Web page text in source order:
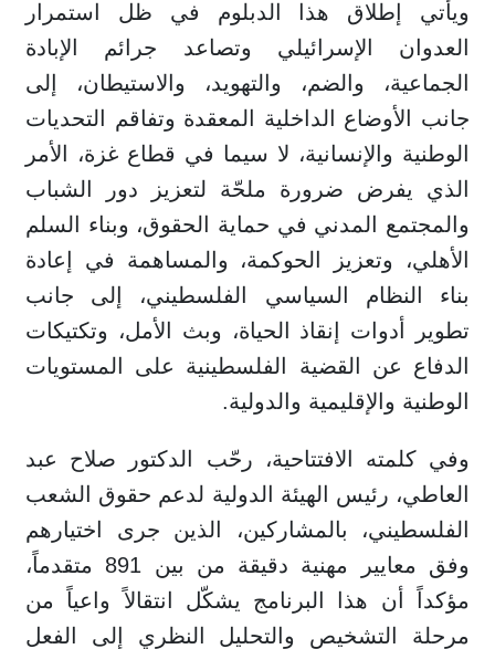
ويأتي إطلاق هذا الدبلوم في ظل استمرار
العدوان الإسرائيلي وتصاعد جرائم الإبادة
الجماعية، والضم، والتهويد، والاستيطان، إلى
جانب الأوضاع الداخلية المعقدة وتفاقم التحديات
الوطنية والإنسانية، لا سيما في قطاع غزة، الأمر
الذي يفرض ضرورة ملحّة لتعزيز دور الشباب
والمجتمع المدني في حماية الحقوق، وبناء السلم
الأهلي، وتعزيز الحوكمة، والمساهمة في إعادة
بناء النظام السياسي الفلسطيني، إلى جانب
تطوير أدوات إنقاذ الحياة، وبث الأمل، وتكتيكات
الدفاع عن القضية الفلسطينية على المستويات
الوطنية والإقليمية والدولية.
وفي كلمته الافتتاحية، رحّب الدكتور صلاح عبد
العاطي، رئيس الهيئة الدولية لدعم حقوق الشعب
الفلسطيني، بالمشاركين، الذين جرى اختيارهم
وفق معايير مهنية دقيقة من بين 891 متقدماً،
مؤكداً أن هذا البرنامج يشكّل انتقالاً واعياً من
مرحلة التشخيص والتحليل النظري إلى الفعل